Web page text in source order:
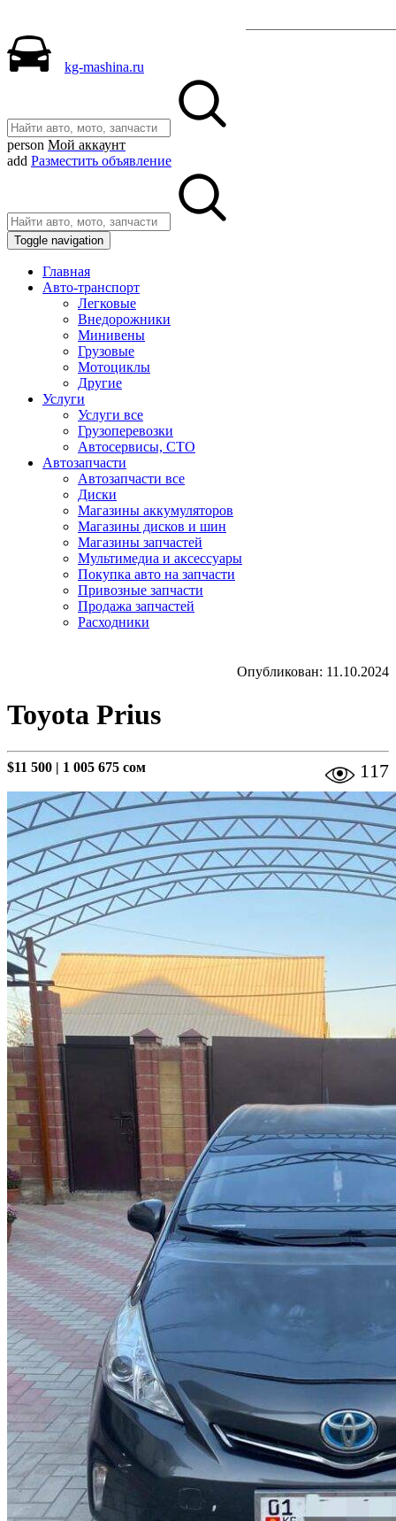
kg-mashina.ru
person Мой аккаунт
add Разместить объявление
Toggle navigation
Главная
Авто-транспорт
Легковые
Внедорожники
Минивены
Грузовые
Мотоциклы
Другие
Услуги
Услуги все
Грузоперевозки
Автосервисы, СТО
Автозапчасти
Автозапчасти все
Диски
Магазины аккумуляторов
Магазины дисков и шин
Магазины запчастей
Мультимедиа и аксессуары
Покупка авто на запчасти
Привозные запчасти
Продажа запчастей
Расходники
Опубликован: 11.10.2024
Toyota Prius
$11 500 | 1 005 675 сом 117